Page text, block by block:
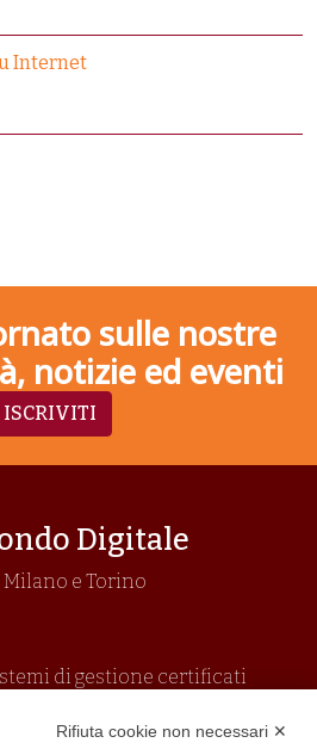
Internet
sulle nostre
notizie ed eventi
ISCRIVITI
Digitale
Milano e Torino
di gestione certificati
Rifiuta cookie non necessari ✕